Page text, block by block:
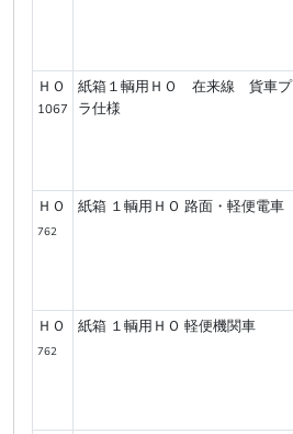
ＨＯ
1067
紙箱１輌用ＨＯ 在来線 貨車プ
ラ仕様
ＨＯ
762
紙箱 １輌用ＨＯ 路面・軽便電車
ＨＯ
762
紙箱 １輌用ＨＯ 軽便機関車